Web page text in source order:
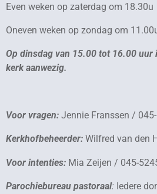
Even weken op zaterdag om 18.30u
Oneven weken op zondag om
Op dinsdag van 15.00 tot 16.00 uur
kerk aanwezig.
Voor vragen: Jennie Franssen /
Kerkhofbeheerder: Wilfred van den
Voor intenties: Mia Zeijen / 045-
Parochiebureau pastoraal: Iedere